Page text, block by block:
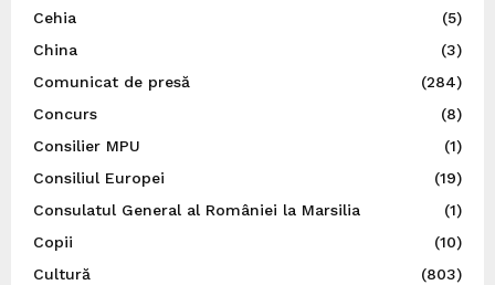
Cehia
(5)
China
(3)
Comunicat de presă
(284)
Concurs
(8)
Consilier MPU
(1)
Consiliul Europei
(19)
Consulatul General al României la Marsilia
(1)
Copii
(10)
Cultură
(803)